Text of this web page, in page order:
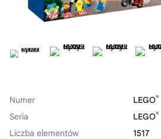
Numer LEGO®
Seria
LEGO®
Liczba elementów
1517